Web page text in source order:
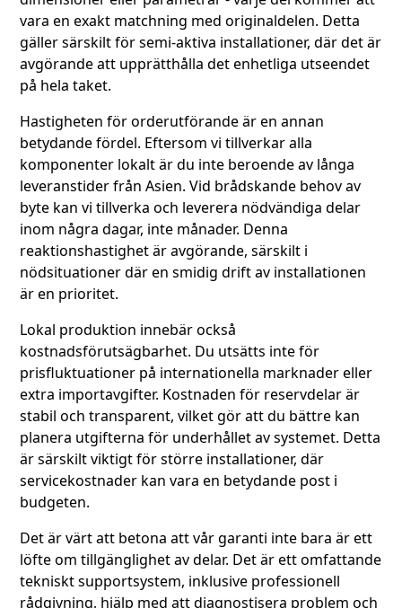
vara en exakt matchning med originaldelen. Detta
gäller särskilt för semi-aktiva installationer, där det är
avgörande att upprätthålla det enhetliga utseendet
på hela taket.
Hastigheten för orderutförande är en annan
betydande fördel. Eftersom vi tillverkar alla
komponenter lokalt är du inte beroende av långa
leveranstider från Asien. Vid brådskande behov av
byte kan vi tillverka och leverera nödvändiga delar
inom några dagar, inte månader. Denna
reaktionshastighet är avgörande, särskilt i
nödsituationer där en smidig drift av installationen
är en prioritet.
Lokal produktion innebär också
kostnadsförutsägbarhet. Du utsätts inte för
prisfluktuationer på internationella marknader eller
extra importavgifter. Kostnaden för reservdelar är
stabil och transparent, vilket gör att du bättre kan
planera utgifterna för underhållet av systemet. Detta
är särskilt viktigt för större installationer, där
servicekostnader kan vara en betydande post i
budgeten.
Det är värt att betona att vår garanti inte bara är ett
löfte om tillgänglighet av delar. Det är ett omfattande
tekniskt supportsystem, inklusive professionell
rådgivning, hjälp med att diagnostisera problem och